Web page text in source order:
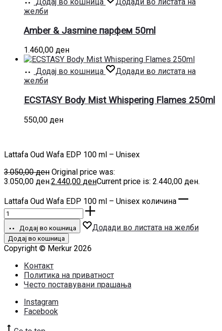
желби
Amber & Jasmine парфем 50ml
1.460,00 ден
Додај во кошница
Додади во листата на
желби
ECSTASY Body Mist Whispering Flames 250ml
550,00 ден
Lattafa Oud Wafa EDP 100 ml – Unisex
3.050,00ден Original price was:
3.050,00 ден.2.440,00 денCurrent price is: 2.440,00 ден.
Lattafa Oud Wafa EDP 100 ml – Unisex количина
Додај во кошница Додади во листата на желби
Додај во кошница
Copyright © Merkur 2026
Контакт
Политика на приватност
Често поставувани прашања
Instagram
Facebook